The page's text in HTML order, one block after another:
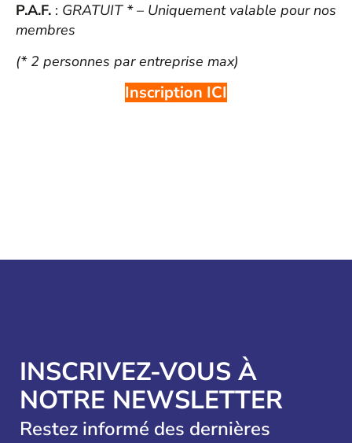
P.A.F. : GRATUIT * – Uniquement valable pour nos
membres
(* 2 personnes par entreprise max)
Inscription ICI
INSCRIVEZ-VOUS À
NOTRE NEWSLETTER
Restez informé des dernières